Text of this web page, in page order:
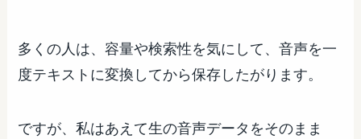
多くの人は、容量や検索性を気にして、音声を一
度テキストに変換してから保存したがります。
ですが、私はあえて生の音声データをそのまま